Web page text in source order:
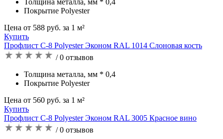
Покрытие Polyester
Цена от 588 руб. за 1 м²
Купить
Профлист С-8 Polyester Эконом RAL 1014 Слоновая кость
/ 0 отзывов
Толщина металла, мм * 0,4
Покрытие Polyester
Цена от 560 руб. за 1 м²
Купить
Профлист С-8 Polyester Эконом RAL 3005 Красное вино
/ 0 отзывов